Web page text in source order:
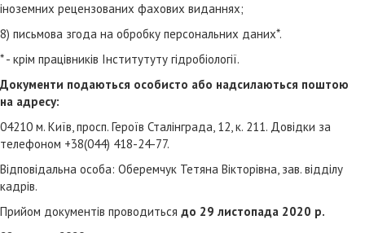
іноземних рецензованих фахових виданнях;
8) письмова згода на обробку персональних даних*.
* - крім працівників Інститутуту гідробіології.
Документи подаються особисто або надсилаються поштою
на адресу:
04210 м. Київ, просп. Героїв Сталінграда, 12, к. 211. Довідки за
телефоном +38(044) 418-24-77.
Відповідальна особа: Оберемчук Тетяна Вікторівна, зав. відділу
кадрів.
Прийом документів проводиться до 29 листопада 2020 р.